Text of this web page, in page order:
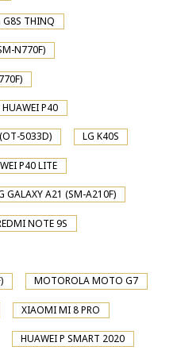
G8S THINQ
N770F)
HUAWEI P40
5033D) LG K40S
P40 LITE
GALAXY A21 (SM-A210F)
NOTE 9S
MOTOROLA MOTO G7
XIAOMI MI 8 PRO
HUAWEI P SMART 2020